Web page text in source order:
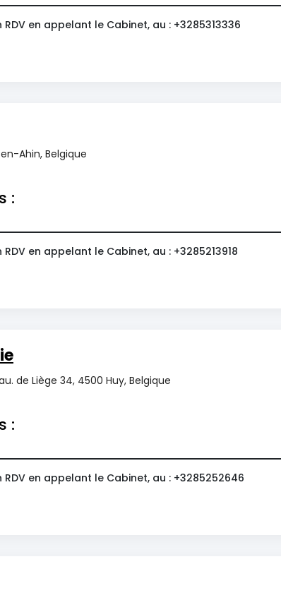
en appelant le Cabinet, au : +3285313336
Ahin, Belgique
:
en appelant le Cabinet, au : +3285213918
de Liège 34, 4500 Huy, Belgique
:
en appelant le Cabinet, au : +3285252646